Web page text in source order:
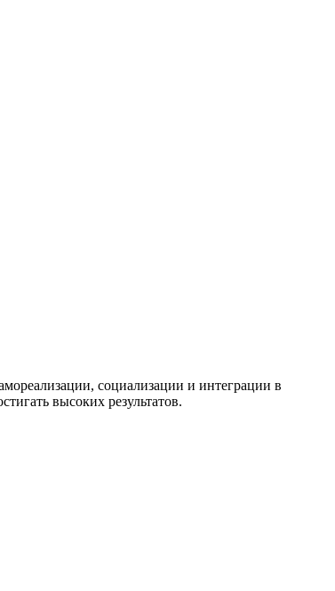
социализации и интеграции в
высоких результатов.